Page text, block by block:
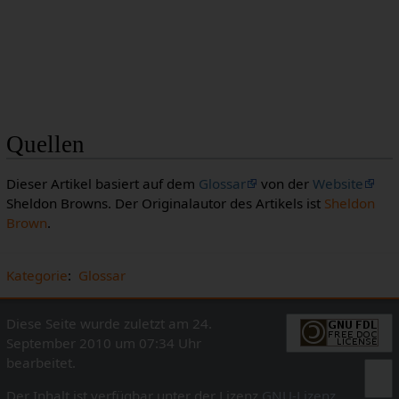
Quellen
Dieser Artikel basiert auf dem Glossar von der Website
Sheldon Browns. Der Originalautor des Artikels ist Sheldon
Brown.
Kategorie: Glossar
Diese Seite wurde zuletzt am 24.
September 2010 um 07:34 Uhr
bearbeitet.
Der Inhalt ist verfügbar unter der Lizenz GNU-Lizenz